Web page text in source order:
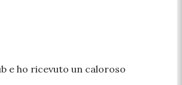
e ho ricevuto un caloroso